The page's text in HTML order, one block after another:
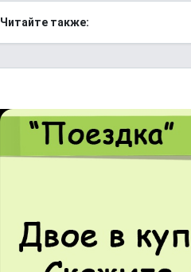
Читайте также: